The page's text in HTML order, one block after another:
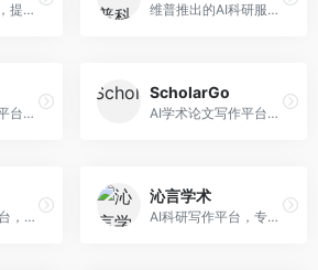
AI论文写作平台，提供无限改稿服务。面向高校学生和学术研究者，支持论文选题、大纲生成、内容撰写、查重修改等全流程服务，改稿次数不限，服务质量有保障。 维普推出的AI科研服务平台，整合学术资源与智能写作。面向科研人员和高校师生，提供文献检索、论文写作、查重检测等一站式服务，学术资源权威可靠。
AI论文写作助手平台，提供智能化的学术写作支持。面向大学生和研究人员，支持多种学科论文生成，提供参考文献管理和格式规范服务，写作效率高。
ScholarGo
AI学术论文写作平台，专注于理工科领域的逻辑构建。面向理工科研究生和科研工作者，提供公式编辑、数据分析、论文结构优化等服务，理工科写作逻辑严谨。
专业论文写作平台，依托高校学术资源。面向本科生和研究生，提供论文指导、写作辅助、查重检测等服务，学术规范性强，适合追求高质量论文的用户。
沁言学术
AI科研写作平台，专注于学术研究辅助。面向研究生和科研工作者，提供文献分析、研究方法指导、论文撰写等服务，学术资源丰富，研究支持全面。